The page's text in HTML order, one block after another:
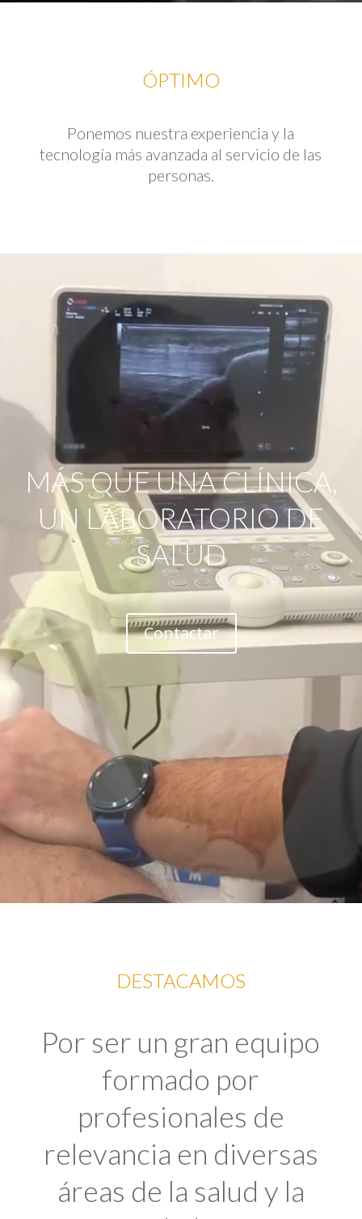
ÓPTIMO
Ponemos nuestra experiencia y la
tecnología más avanzada al servicio de las
personas.
MÁS QUE UNA CLÍNICA,
UN LABORATORIO DE
SALUD
Contactar
DESTACAMOS
Por ser un gran equipo
formado por
profesionales de
relevancia en diversas
áreas de la salud y la